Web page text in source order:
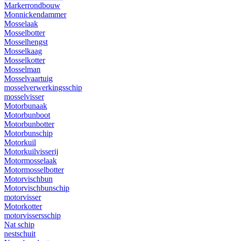
Markerrondbouw
Monnickendammer
Mosselaak
Mosselbotter
Mosselhengst
Mosselkaag
Mosselkotter
Mosselman
Mosselvaartuig
mosselverwerkingsschip
mosselvisser
Motorbunaak
Motorbunboot
Motorbunbotter
Motorbunschip
Motorkuil
Motorkuilvisserij
Motormosselaak
Motormosselbotter
Motorvischbun
Motorvischbunschip
motorvisser
Motorkotter
motorvissersschip
Nat schip
nestschuit